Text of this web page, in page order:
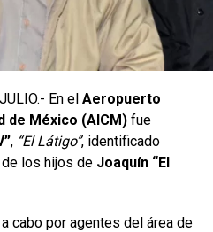
En el Aeropuerto
de México (AICM)fue
,“El Látigo”, identificado
los hijos de Joaquín “El
cabo por agentes del área de